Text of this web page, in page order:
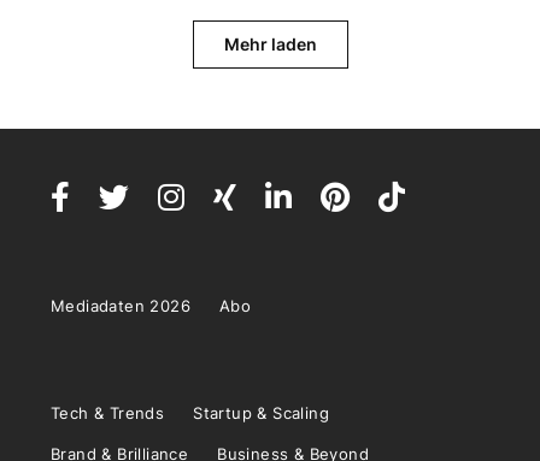
Mehr laden
Mediadaten 2026 Abo
Tech & Trends Startup & Scaling
Brand & Brilliance Business & Beyond